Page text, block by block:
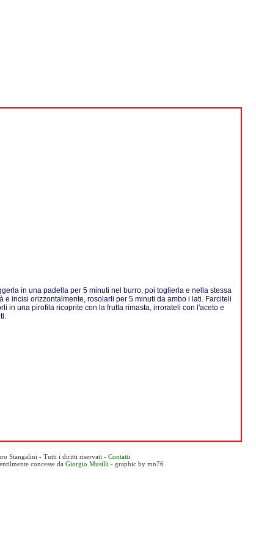
in una padella per 5 minuti nel burro, poi toglierla e nella stessa
e incisi orizzontalmente, rosolarli per 5 minuti da ambo i lati. Farciteli
in una pirofila ricoprite con la frutta rimasta, irrorateli con l'aceto e
Stangalini - Tutti i diritti riservati - Contatti
concesse da Giorgio Musilli - graphic by mn76